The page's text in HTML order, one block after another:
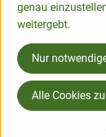
Herkunft
genau
weitergebt.
Nur
Alle Cookies